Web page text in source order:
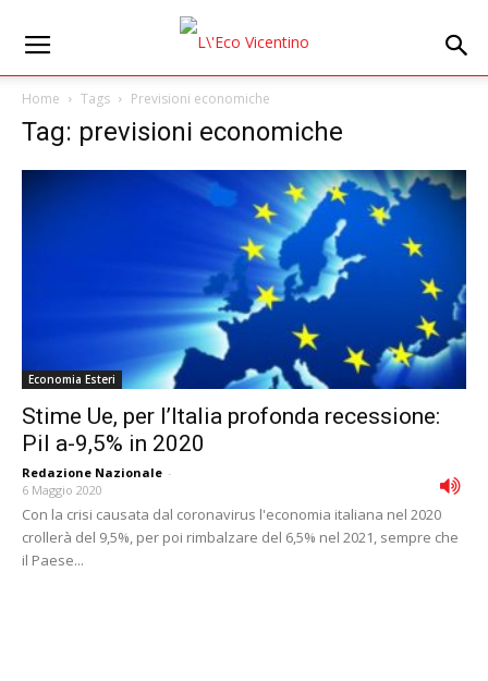
Home Tags Previsioni economiche
Tag: previsioni economiche
Economia Esteri
Stime Ue, per l’Italia profonda recessione:
Pil a-9,5% in 2020
Redazione Nazionale -
6 Maggio 2020
Con la crisi causata dal coronavirus l'economia italiana nel 2020
crollerà del 9,5%, per poi rimbalzare del 6,5% nel 2021, sempre che
il Paese...